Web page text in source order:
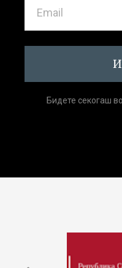
Бидете секогаш